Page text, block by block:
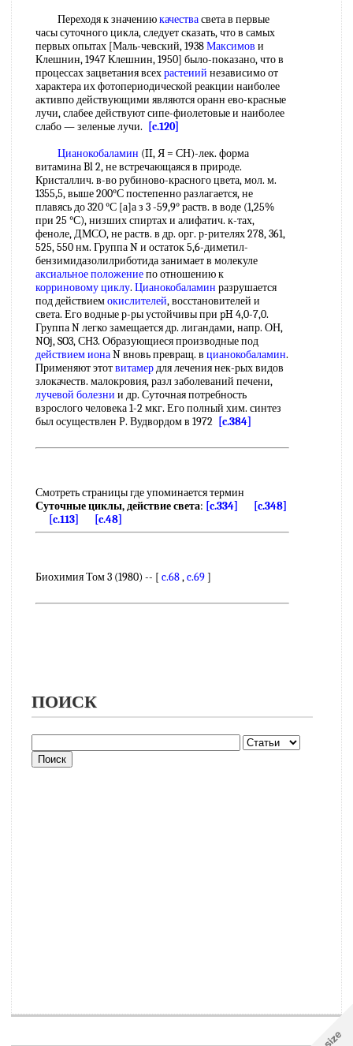
Переходя к значениюкачествасвета в первые
часы суточного цикла, следует сказать, что в самых
первых опытах [Маль-чевский, 1938Максимов и
Клешнин, 1947 Клешнин, 1950] было-показано, что в
процессах зацветания всехрастеиий независимо от
характера их фотопериодической реакции наиболее
активпо действующими являются оранн ево-красные
лучи, слабее действуют сипе-фиолетовые и наиболее
слабо — зеленые лучи.
[c.120]
Цианокобаламин (II, Я = СН)-лек. форма
витамина Bl 2, не встречающаяся в природе.
Кристаллич. в-во рубиново-красного цвета, мол. м.
1355,5, выше 200°С постепенно разлагается, не
плавясь до 320 °С [а]а з 3 -59,9° раств. в воде (1,25%
при 25 °С), низших спиртах и алифатич. к-тах,
феноле, ДМСО, не раств. в др. орг. р-рителях 278, 361,
525, 550 нм. Группа N и остаток 5,6-диметил-
бензимидазолилриботида занимает в молекуле
аксиальное положениепо отношению к
корриновому циклу. Цианокобаламин разрушается
под действиемокислителей, восстановителей и
света. Его водные р-ры устойчивы при pH 4,0-7,0.
Группа N легко замещается др. лигандами, напр. ОН,
NOj, SO3, СН3. Образующиеся производные под
действием ионаN вновь превращ. в цианокобаламин.
Применяют этотвитамердля лечения нек-рых видов
злокачеств. малокровия, разл заболеваний печени,
лучевой болезни и др. Суточная потребность
взрослого человека 1-2 мкг. Его полный хим. синтез
был осуществлен Р. Вудвордом в 1972 [c.384]
Смотреть страницы где упоминается термин
Суточные циклы, действие света: [c.334]
[c.348]
[c.113]
[c.48]
Биохимия Том 3 (1980) -- [ c.68,c.69]
ПОИСК